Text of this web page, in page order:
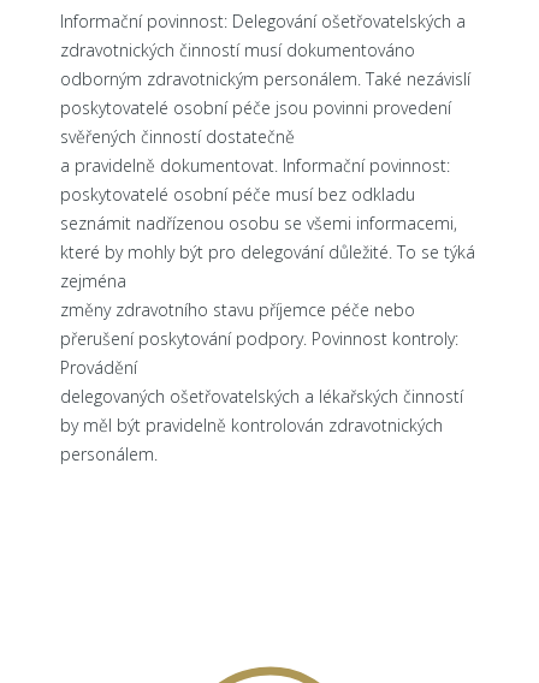
Informační povinnost: Delegování ošetřovatelských a
zdravotnických činností musí dokumentováno
odborným zdravotnickým personálem. Také nezávislí
poskytovatelé osobní péče jsou povinni provedení
svěřených činností dostatečně
a pravidelně dokumentovat. Informační povinnost:
poskytovatelé osobní péče musí bez odkladu
seznámit nadřízenou osobu se všemi informacemi,
které by mohly být pro delegování důležité. To se týká
zejména
změny zdravotního stavu příjemce péče nebo
přerušení poskytování podpory. Povinnost kontroly:
Provádění
delegovaných ošetřovatelských a lékařských činností
by měl být pravidelně kontrolován zdravotnických
personálem.